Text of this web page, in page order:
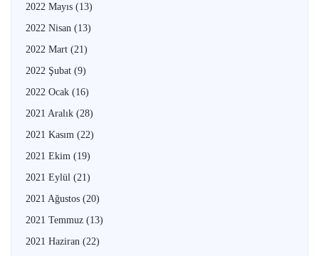
2022 Mayıs (13)
2022 Nisan (13)
2022 Mart (21)
2022 Şubat (9)
2022 Ocak (16)
2021 Aralık (28)
2021 Kasım (22)
2021 Ekim (19)
2021 Eylül (21)
2021 Ağustos (20)
2021 Temmuz (13)
2021 Haziran (22)